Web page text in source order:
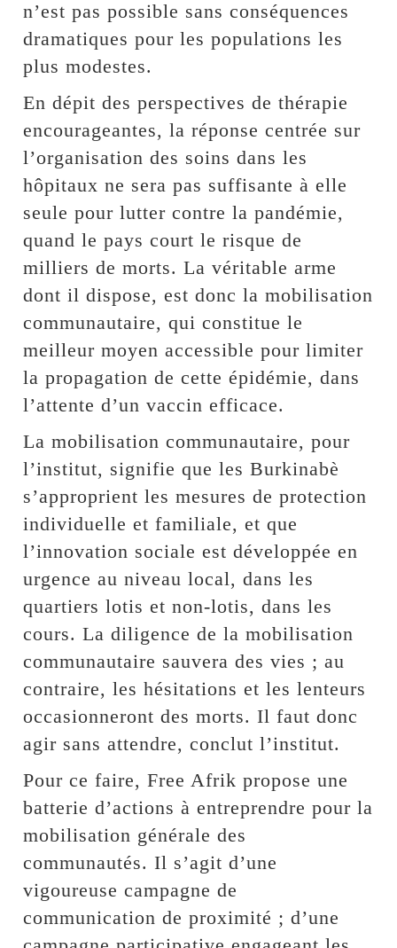
n’est pas possible sans conséquences
dramatiques pour les populations les
plus modestes.
En dépit des perspectives de thérapie
encourageantes, la réponse centrée sur
l’organisation des soins dans les
hôpitaux ne sera pas suffisante à elle
seule pour lutter contre la pandémie,
quand le pays court le risque de
milliers de morts. La véritable arme
dont il dispose, est donc la mobilisation
communautaire, qui constitue le
meilleur moyen accessible pour limiter
la propagation de cette épidémie, dans
l’attente d’un vaccin efficace.
La mobilisation communautaire, pour
l’institut, signifie que les Burkinabè
s’approprient les mesures de protection
individuelle et familiale, et que
l’innovation sociale est développée en
urgence au niveau local, dans les
quartiers lotis et non-lotis, dans les
cours. La diligence de la mobilisation
communautaire sauvera des vies ; au
contraire, les hésitations et les lenteurs
occasionneront des morts. Il faut donc
agir sans attendre, conclut l’institut.
Pour ce faire, Free Afrik propose une
batterie d’actions à entreprendre pour la
mobilisation générale des
communautés. Il s’agit d’une
vigoureuse campagne de
communication de proximité ; d’une